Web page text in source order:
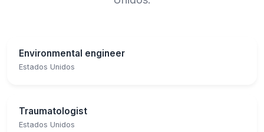
Environmental engineer
Estados Unidos
Traumatologist
Estados Unidos